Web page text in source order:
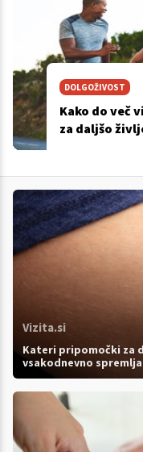
DOLGOŽIVOST
Kako do več
za daljšo
Vizita.si
Kateri pripomočki za
vsakodnevno